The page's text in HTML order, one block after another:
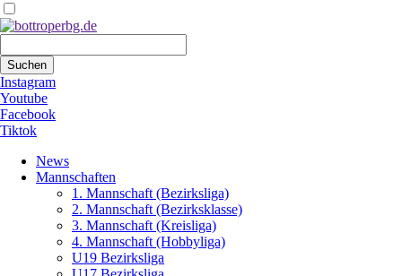
Suchen
Instagram
Youtube
Facebook
Tiktok
überspringen
News
Mannschaften
1. Mannschaft (Bezirksliga)
2. Mannschaft (Bezirksklasse)
3. Mannschaft (Kreisliga)
4. Mannschaft (Hobbyliga)
U19 Bezirksliga